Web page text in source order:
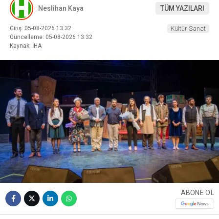
Neslihan Kaya TÜM YAZILARI
Giriş: 05-08-2026 13:32
Güncelleme: 05-08-2026 13:32
Kaynak: İHA
Kültür Sanat
ABONE OL